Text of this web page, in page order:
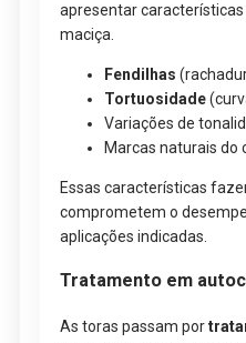
apresentar
maciça.
Fendilhas
Tortuosidade
Variações de
Marcas naturais do
Essas características
comprometem o
aplicações indicadas.
Tratamento em
As toras passam por